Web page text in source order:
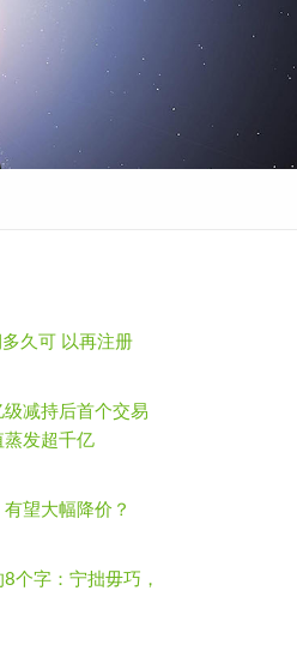
久可 以再注册
减持后首个交易
蒸发超千亿
望大幅降价？
个字：宁拙毋巧，